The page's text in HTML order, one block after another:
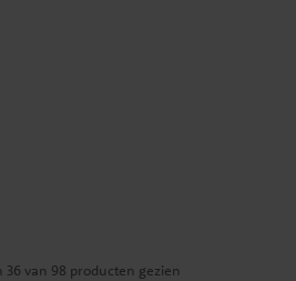
36 van 98 producten gezien